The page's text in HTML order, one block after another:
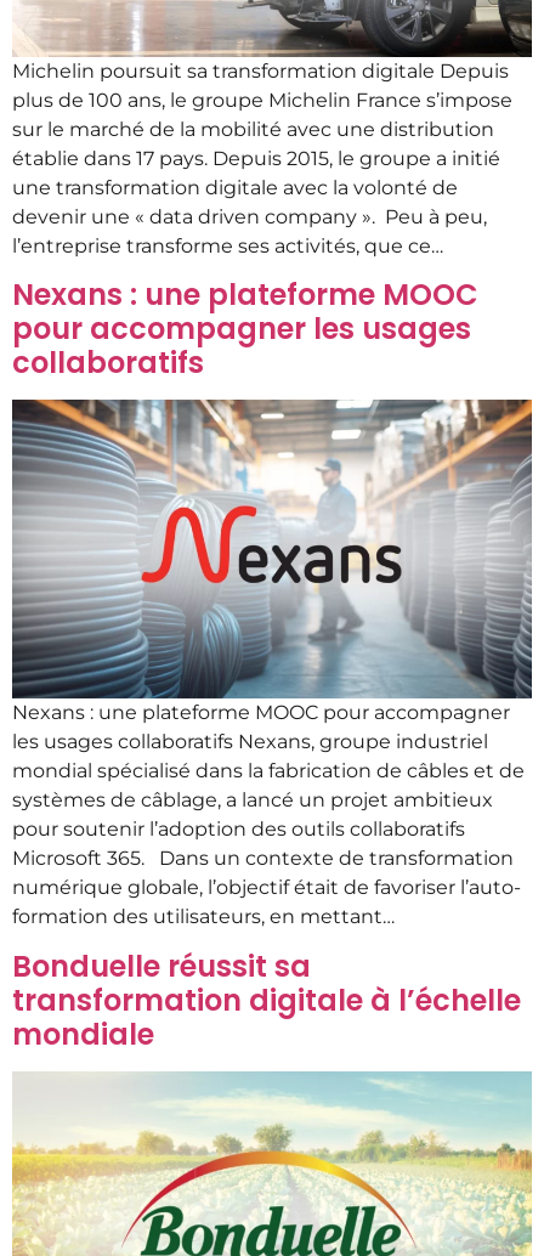
Michelin poursuit sa transformation digitale Depuis
plus de 100 ans, le groupe Michelin France s’impose
sur le marché de la mobilité avec une distribution
établie dans 17 pays. Depuis 2015, le groupe a initié
une transformation digitale avec la volonté de
devenir une « data driven company ». Peu à peu,
l’entreprise transforme ses activités, que ce…
Nexans : une plateforme MOOC
pour accompagner les usages
collaboratifs
Nexans : une plateforme MOOC pour accompagner
les usages collaboratifs Nexans, groupe industriel
mondial spécialisé dans la fabrication de câbles et de
systèmes de câblage, a lancé un projet ambitieux
pour soutenir l’adoption des outils collaboratifs
Microsoft 365. Dans un contexte de transformation
numérique globale, l’objectif était de favoriser l’auto-
formation des utilisateurs, en mettant…
Bonduelle réussit sa
transformation digitale à l’échelle
mondiale